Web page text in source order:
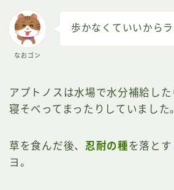
なおゴン
歩かなくていいからラ
アプトノスは水場で水分補給した
寝そべってまったりしていました
草を食んだ後、 忍耐の種を落と
ヨ。